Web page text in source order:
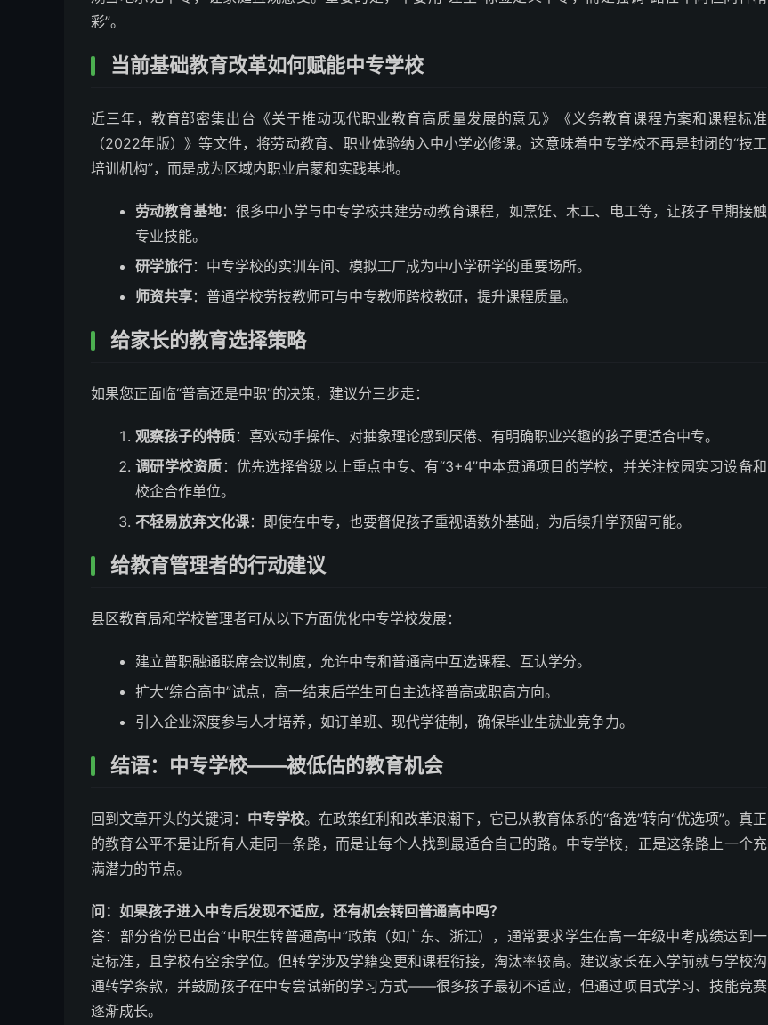
彩”。
当前基础教育改革如何赋能中专学校
近三年，教育部密集出台《关于推动现代职业教育高质量发展的意见》《义务教育课程方案和课程标准
（2022年版）》等文件，将劳动教育、职业体验纳入中小学必修课。这意味着中专学校不再是封闭的“技工
培训机构”，而是成为区域内职业启蒙和实践基地。
劳动教育基地：很多中小学与中专学校共建劳动教育课程，如烹饪、木工、电工等，让孩子早期接触
专业技能。
研学旅行：中专学校的实训车间、模拟工厂成为中小学研学的重要场所。
师资共享：普通学校劳技教师可与中专教师跨校教研，提升课程质量。
给家长的教育选择策略
如果您正面临“普高还是中职”的决策，建议分三步走：
观察孩子的特质：喜欢动手操作、对抽象理论感到厌倦、有明确职业兴趣的孩子更适合中专。
调研学校资质 ：优先选择省级以上重点中专、有“3+4”中本贯通项目的学校，并关注校园实习设备和
校企合作单位。
不轻易放弃文化课：即使在中专，也要督促孩子重视语数外基础，为后续升学预留可能。
给教育管理者的行动建议
县区教育局和学校管理者可从以下方面优化中专学校发展：
建立普职融通联席会议制度，允许中专和普通高中互选课程、互认学分。
扩大“综合高中”试点，高一结束后学生可自主选择普高或职高方向。
引入企业深度参与人才培养，如订单班、现代学徒制，确保毕业生就业竞争力。
结语：中专学校——被低估的教育机会
回到文章开头的关键词： 中专学校。在政策红利和改革浪潮下，它已从教育体系的“备选”转向“优选项”。真正
的教育公平不是让所有人走同一条路，而是让每个人找到最适合自己的路。中专学校，正是这条路上一个充
满潜力的节点。
问：如果孩子进入中专后发现不适应，还有机会转回普通高中吗？
答：部分省份已出台“中职生转普通高中”政策（如广东、浙江），通常要求学生在高一年级中考成绩达到一
定标准，且学校有空余学位。但转学涉及学籍变更和课程衔接，淘汰率较高。建议家长在入学前就与学校沟
通转学条款，并鼓励孩子在中专尝试新的学习方式——很多孩子最初不适应，但通过项目式学习、技能竞赛
逐渐成长。